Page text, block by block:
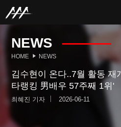
NEWS
HOME NEWS
김수현이 온다..7월 활동 재
타랭킹 男배우 57주째 1위'
최혜진 기자 2026-06-11